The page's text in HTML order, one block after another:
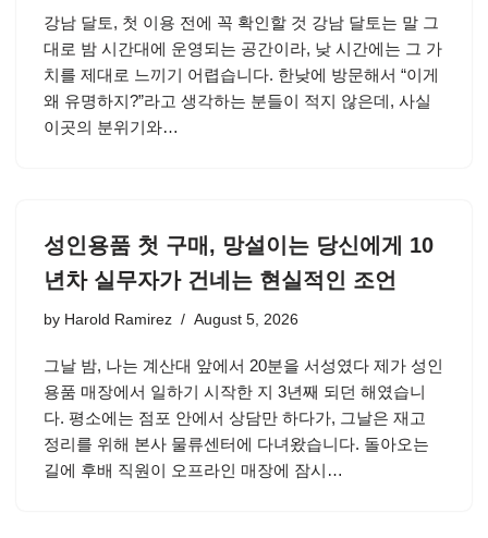
강남 달토, 첫 이용 전에 꼭 확인할 것 강남 달토는 말 그
대로 밤 시간대에 운영되는 공간이라, 낮 시간에는 그 가
치를 제대로 느끼기 어렵습니다. 한낮에 방문해서 “이게
왜 유명하지?”라고 생각하는 분들이 적지 않은데, 사실
이곳의 분위기와…
성인용품 첫 구매, 망설이는 당신에게 10
년차 실무자가 건네는 현실적인 조언
by Harold Ramirez August 5, 2026
그날 밤, 나는 계산대 앞에서 20분을 서성였다 제가 성인
용품 매장에서 일하기 시작한 지 3년째 되던 해였습니
다. 평소에는 점포 안에서 상담만 하다가, 그날은 재고
정리를 위해 본사 물류센터에 다녀왔습니다. 돌아오는
길에 후배 직원이 오프라인 매장에 잠시…